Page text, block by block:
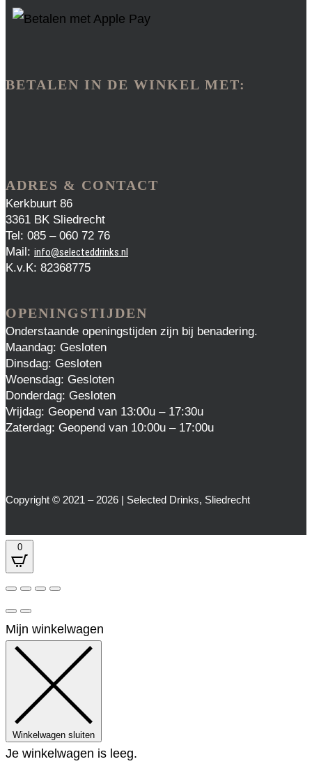
BETALEN IN DE WINKEL MET:
ADRES & CONTACT
Kerkbuurt 86
3361 BK Sliedrecht
Tel: 085 – 060 72 76
Mail: info@selecteddrinks.nl
K.v.K: 82368775
OPENINGSTIJDEN
Onderstaande openingstijden zijn bij benadering.
Maandag: Gesloten
Dinsdag: Gesloten
Woensdag: Gesloten
Donderdag: Gesloten
Vrijdag: Geopend van 13:00u – 17:30u
Zaterdag: Geopend van 10:00u – 17:00u
Copyright © 2021 – 2026 | Selected Drinks, Sliedrecht
0
Mijn winkelwagen
Winkelwagen sluiten
Je winkelwagen is leeg.